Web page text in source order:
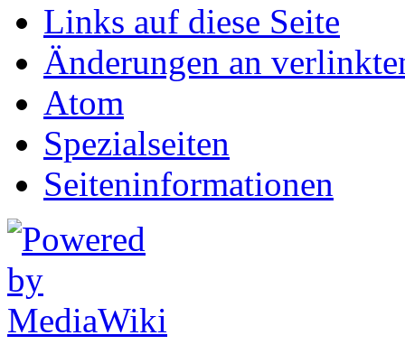
Links auf diese Seite
Änderungen an
Atom
Spezialseiten
Seiten­informationen